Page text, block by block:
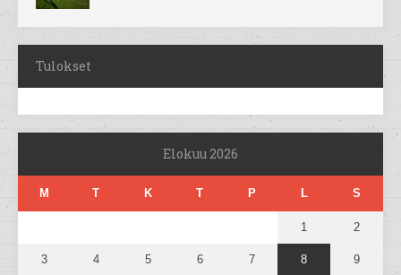
Tulokset
Elokuu 2026
M T K T P L S
1 2
3 4 5 6 7 8 9